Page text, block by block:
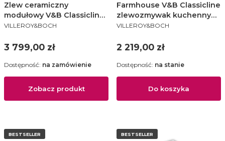
Zlew ceramiczny
modułowy V&B Classicline
dwukomorowy kuchenny
632391R1
PRODUCENT
VILLEROY&BOCH
Cena
3 799,00 zł
Zobacz produkt
Dostępność: na zamówienie
Farmhouse V&B Classicline
zlewozmywak kuchenny
60 KM white alpin -
PRODUCENT
VILLEROY&BOCH
Cena
2 219,00 zł
Do koszyka
Dostępność: na stanie
BESTSELLER BESTSELLER